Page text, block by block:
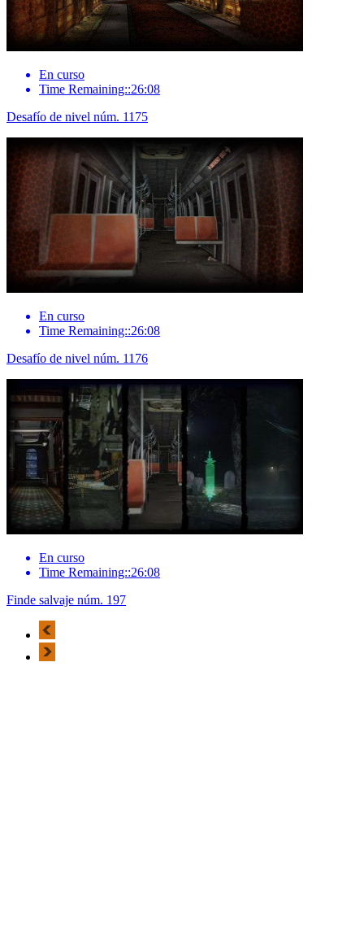
En curso
Time Remaining::26:08
Desafío de nivel núm. 1175
En curso
Time Remaining::26:08
Desafío de nivel núm. 1176
En curso
Time Remaining::26:08
Finde salvaje núm. 197